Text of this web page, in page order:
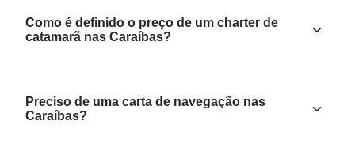
Como é definido o preço de um charter de
catamarã nas Caraíbas?
Preciso de uma carta de navegação nas
Caraíbas?